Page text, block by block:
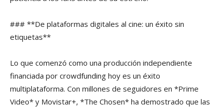
### **De plataformas digitales al cine: un éxito sin
etiquetas**
Lo que comenzó como una producción independiente
financiada por crowdfunding hoy es un éxito
multiplataforma. Con millones de seguidores en *Prime
Video* y Movistar+, *The Chosen* ha demostrado que las